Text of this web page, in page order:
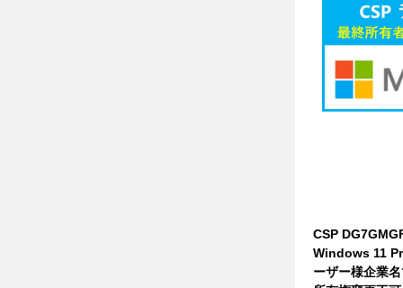
CSP
Windows 11
ーザー様企業